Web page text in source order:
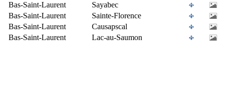
Bas-Saint-Laurent
Sayabec
Bas-Saint-Laurent
Sainte-Florence
Bas-Saint-Laurent
Causapscal
Bas-Saint-Laurent Lac-au-Saumon